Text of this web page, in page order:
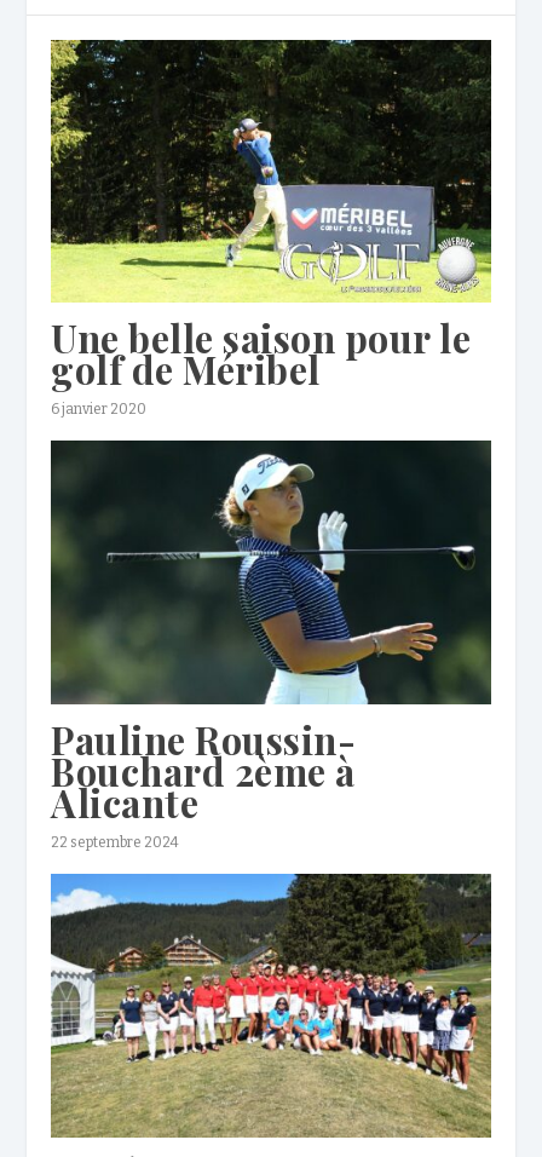
Une belle saison pour le
golf de Méribel
6 janvier 2020
Pauline Roussin-
Bouchard 2ème à
Alicante
22 septembre 2024